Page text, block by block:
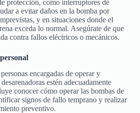
protección, como interruptores de
a evitar daños en la bomba por
y en situaciones donde el
exceda lo normal. Asegúrate de que
contra fallos eléctricos o mecánicos.
encargadas de operar y
estén adecuadamente
conocer cómo operar las bombas de
signos de fallo temprano y realizar
preventivo.